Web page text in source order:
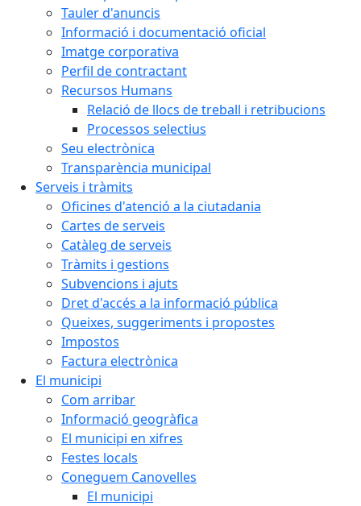
Tauler d'anuncis
Informació i documentació oficial
Imatge corporativa
Perfil de contractant
Recursos Humans
Relació de llocs de treball i retribucions
Processos selectius
Seu electrònica
Transparència municipal
Serveis i tràmits
Oficines d'atenció a la ciutadania
Cartes de serveis
Catàleg de serveis
Tràmits i gestions
Subvencions i ajuts
Dret d'accés a la informació pública
Queixes, suggeriments i propostes
Impostos
Factura electrònica
El municipi
Com arribar
Informació geogràfica
El municipi en xifres
Festes locals
Coneguem Canovelles
El municipi